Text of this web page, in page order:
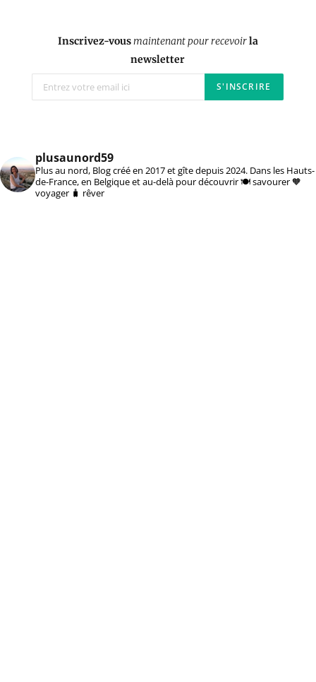
Inscrivez-vousmaintenant pour recevoirla
newsletter
plusaunord59
Plus au nord, Blog créé en 2017 et gîte depuis 2024. Dans les Hauts-
de-France, en Belgique et au-delà pour découvrir 🍽️ savourer 🧡
voyager 🧳 rêver